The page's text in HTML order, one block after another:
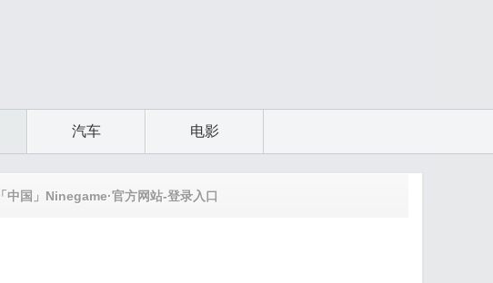
汽车 电影
国」Ninegame·官方网站-登录入口